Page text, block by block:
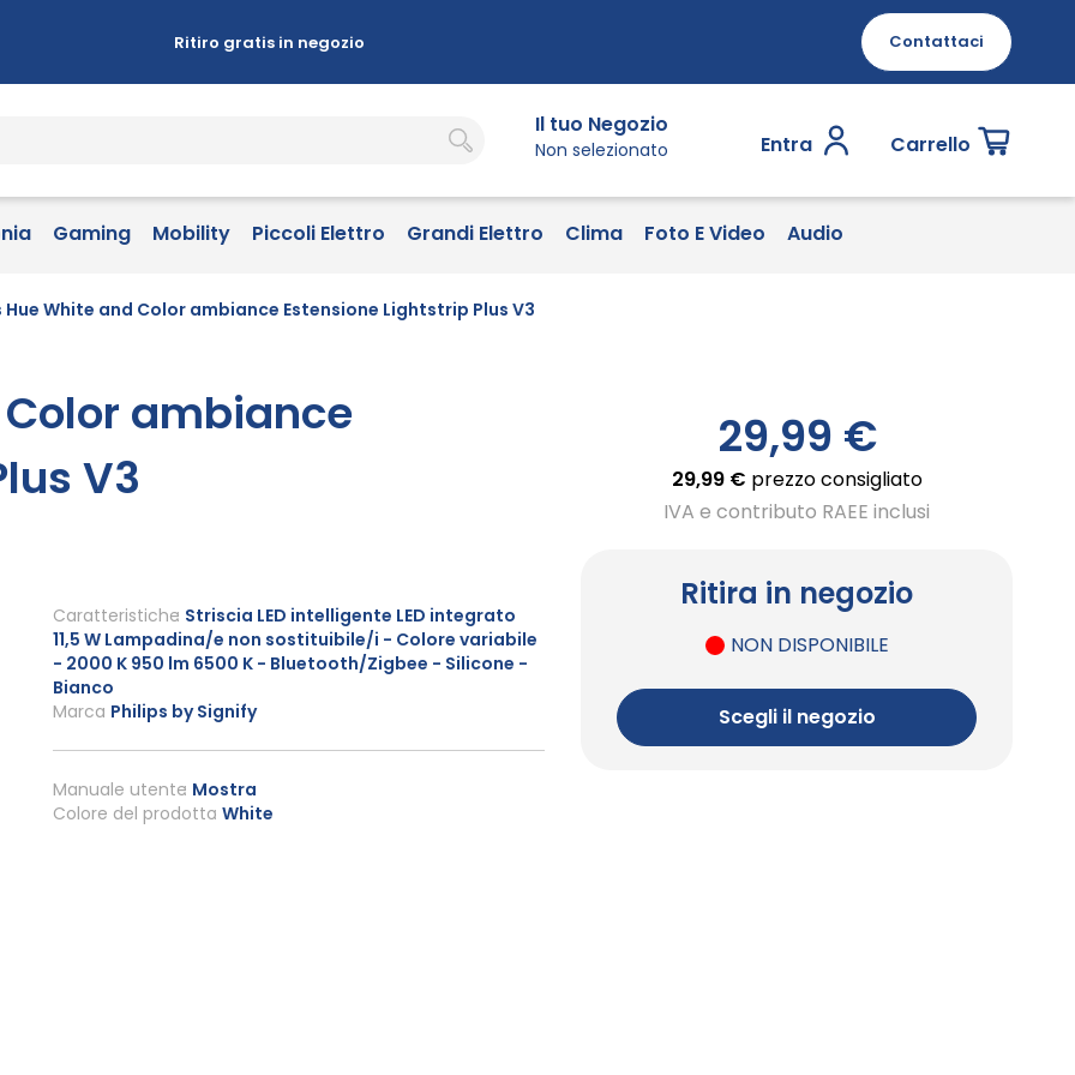
Ritiro gratis in negozio Contattaci
Il tuo Negozio
Non selezionato Entra Carrello
Gaming Mobility Piccoli Elettro Grandi Elettro Clima Foto E Video Audio
Hue White and Color ambiance Estensione Lightstrip Plus V3
ambiance
V3
29,99 €
29,99 € prezzo consigliato
IVA e contributo RAEE inclusi
Ritira in negozio
NON DISPONIBILE
Scegli il negozio
Marca Philips by Signify
Manuale utente Mostra
Caratteristiche Striscia LED intelligente LED integrato
11,5 W Lampadina/e non sostituibile/i - Colore variabile
- 2000 K 950 lm 6500 K - Bluetooth/Zigbee - Silicone -
Bianco
Colore del prodotto White